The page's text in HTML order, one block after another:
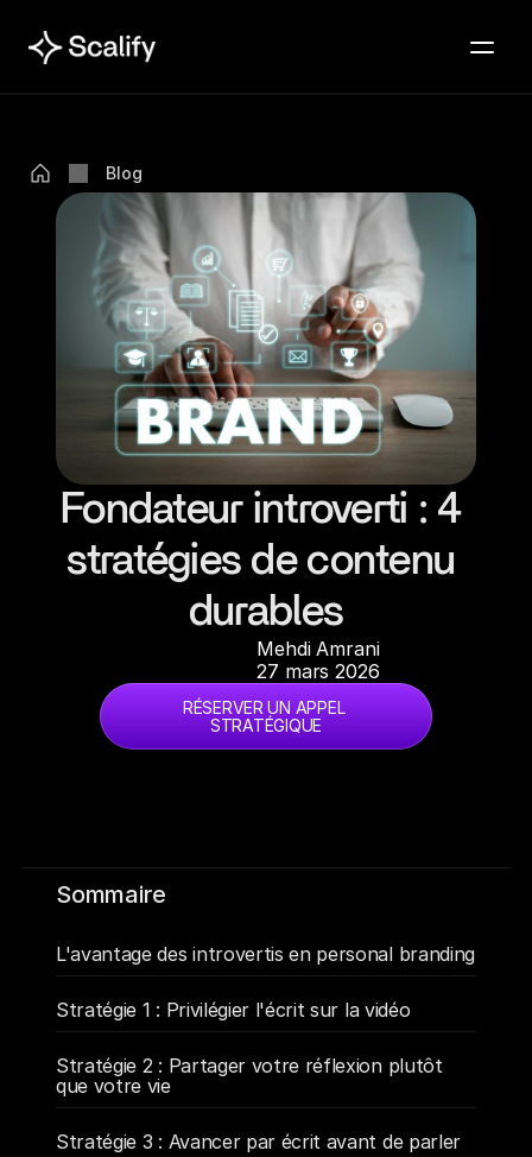
Blog
Fondateur introverti : 4
stratégies de contenu
durables
Mehdi Amrani
27 mars 2026
RÉSERVER UN APPEL
STRATÉGIQUE
Sommaire
L'avantage des introvertis en personal branding
Stratégie 1 : Privilégier l'écrit sur la vidéo
Stratégie 2 : Partager votre réflexion plutôt
que votre vie
Stratégie 3 : Avancer par écrit avant de parler